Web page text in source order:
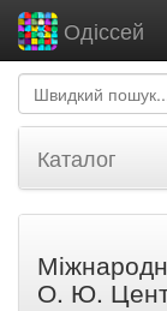
Одіссей
Каталог
О. Ю.